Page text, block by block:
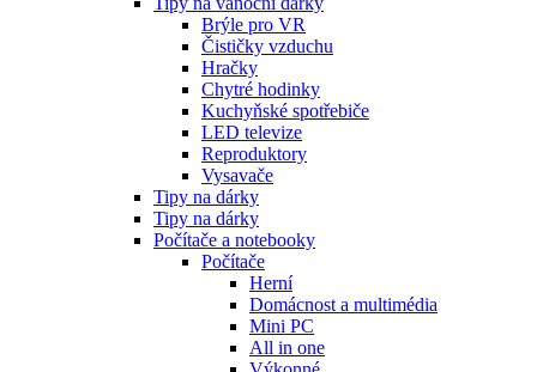
Brýle pro VR
Čističky vzduchu
Hračky
Chytré hodinky
Kuchyňské spotřebiče
LED televize
Reproduktory
Vysavače
Tipy na dárky
Tipy na dárky
Počítače a notebooky
Počítače
Herní
Domácnost a multimédia
Mini PC
All in one